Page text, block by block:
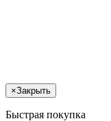
×Закрыть
Быстрая покупка